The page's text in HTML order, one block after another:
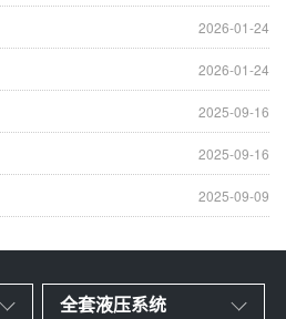
2026-01-24
2026-01-24
2025-09-16
2025-09-16
2025-09-09
全套液压系统